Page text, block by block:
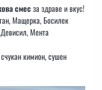
смес за здраве и вкус!
Мащерка, Босилек
Мента
счукан кимион, сушен